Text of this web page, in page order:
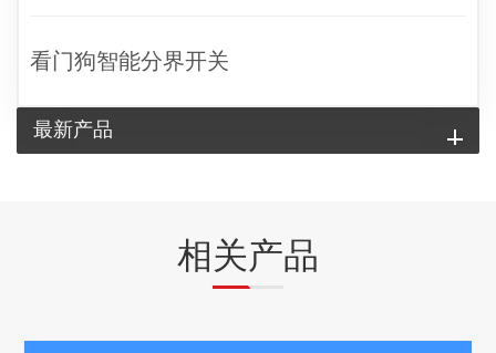
看门狗智能分界开关
最新产品
相关产品